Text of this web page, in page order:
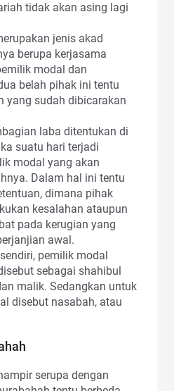
tidak akan asing lagi
jenis akad
berupa kerjasama
modal dan
belah pihak ini tentu
yang sudah dibicarakan
laba ditentukan di
suatu hari terjadi
modal yang akan
Dalam hal ini tentu
dimana pihak
kesalahan ataupun
pada kerugian yang
awal.
pemilik modal
sebagai shahibul
malik. Sedangkan untuk
disebut nasabah, atau
serupa dengan